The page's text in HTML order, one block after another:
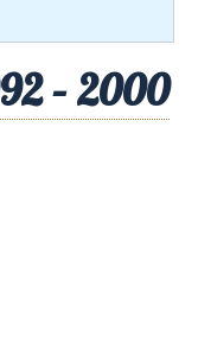
– 2000